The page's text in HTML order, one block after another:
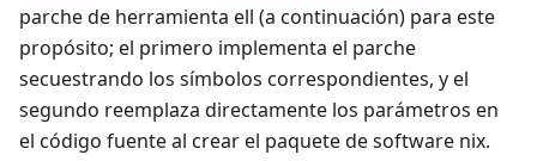
parche de herramienta ell (a continuación) para este
propósito; el primero implementa el parche
secuestrando los símbolos correspondientes, y el
segundo reemplaza directamente los parámetros en
el código fuente al crear el paquete de software nix.